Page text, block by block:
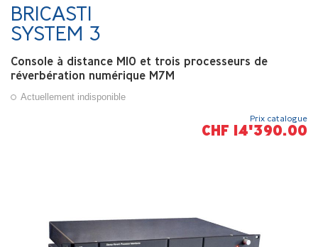
BRICASTI
SYSTEM 3
Console à distance M10 et trois processeurs de
réverbération numérique M7M
Actuellement indisponible
Prix catalogue
CHF 14'390.00